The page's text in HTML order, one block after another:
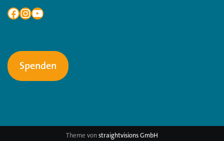
Spenden
Theme vonstraightvisions GmbH